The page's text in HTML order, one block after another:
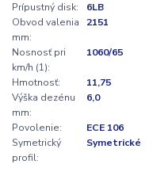
Prípustný disk:
6LB
Obvod valenia
mm:
2151
Nosnosť pri
km/h (1):
1060/65
Hmotnosť:
11,75
Výška dezénu
mm:
6,0
Povolenie:
ECE 106
Symetrický
profil:
Symetrické